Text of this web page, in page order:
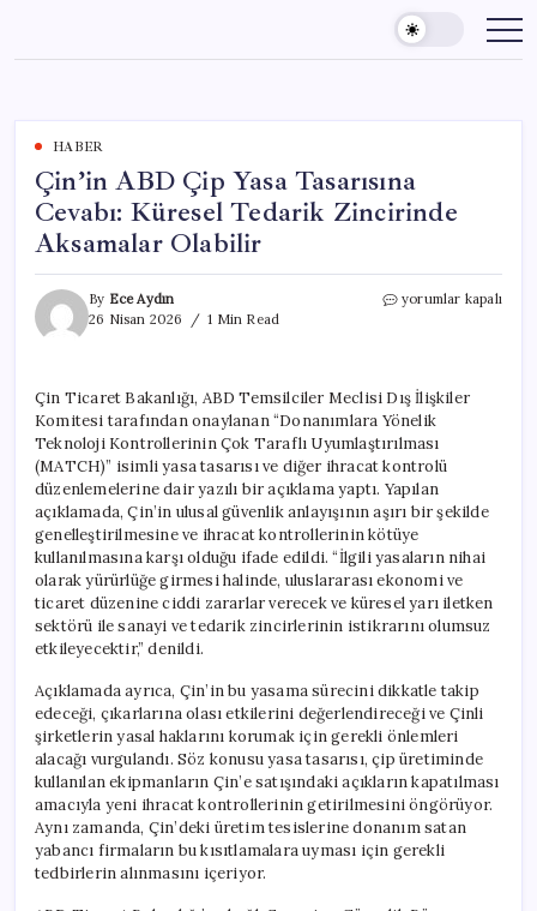
content
HABER
Çin’in ABD Çip Yasa Tasarısına
Cevabı: Küresel Tedarik Zincirinde
Aksamalar Olabilir
By Ece Aydın
26 Nisan 2026
1 Min Read
Çin’in
Cevabı:
Küresel
Tedarik
Zincirinde
Aksamalar
Olabilir
için
yorumlar kapalı
Çin Ticaret Bakanlığı, ABD Temsilciler Meclisi Dış İlişkiler
Komitesi tarafından onaylanan “Donanımlara Yönelik
Teknoloji Kontrollerinin Çok Taraflı Uyumlaştırılması
(MATCH)” isimli yasa tasarısı ve diğer ihracat kontrolü
düzenlemelerine dair yazılı bir açıklama yaptı. Yapılan
açıklamada, Çin’in ulusal güvenlik anlayışının aşırı bir şekilde
genelleştirilmesine ve ihracat kontrollerinin kötüye
kullanılmasına karşı olduğu ifade edildi. “İlgili yasaların nihai
olarak yürürlüğe girmesi halinde, uluslararası ekonomi ve
ticaret düzenine ciddi zararlar verecek ve küresel yarı iletken
sektörü ile sanayi ve tedarik zincirlerinin istikrarını olumsuz
etkileyecektir,” denildi.
Açıklamada ayrıca, Çin’in bu yasama sürecini dikkatle takip
edeceği, çıkarlarına olası etkilerini değerlendireceği ve Çinli
şirketlerin yasal haklarını korumak için gerekli önlemleri
alacağı vurgulandı. Söz konusu yasa tasarısı, çip üretiminde
kullanılan ekipmanların Çin’e satışındaki açıkların kapatılması
amacıyla yeni ihracat kontrollerinin getirilmesini öngörüyor.
Aynı zamanda, Çin’deki üretim tesislerine donanım satan
yabancı firmaların bu kısıtlamalara uyması için gerekli
tedbirlerin alınmasını içeriyor.